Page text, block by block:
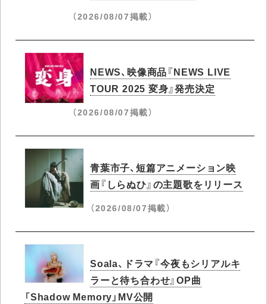
（2026/08/07掲載）
NEWS、映像商品『NEWS LIVE
TOUR 2025 変身』発売決定
（2026/08/07掲載）
青葉市子、短篇アニメーション映
画『しらぬひ』の主題歌をリリース
（2026/08/07掲載）
Soala、ドラマ『今夜もシリアルキ
ラーと待ち合わせ』OP曲
「Shadow Memory」MV公開